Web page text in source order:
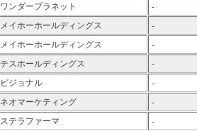
ワンダープラネット
-
メイホーホールディングス
-
メイホーホールディングス
-
テスホールディングス
-
ビジョナル
-
ネオマーケティング
-
ステラファーマ
-